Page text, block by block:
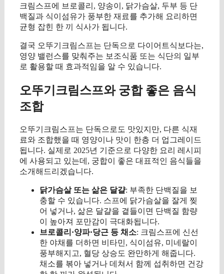
크림스프에 브로콜리, 양송이, 닭가슴살, 두부 등 단
백질과 식이섬유가 풍부한 재료를 추가해 요리하면
균형 잡힌 한 끼 식사가 됩니다.
결국 오뚜기크림스프는 단독으로 다이어트식보다는,
영양 밸런스를 맞춰주는 보조식품 또는 식단의 일부
로 활용할 때 효과적임을 알 수 있습니다.
오뚜기크림스프와 궁합 좋은 음식
조합
오뚜기크림스프는 단독으로도 맛있지만, 다른 식재
료와 조합했을 때 영양이나 맛이 한층 더 업그레이드
됩니다. 실제로 2025년 기준으로 다양한 요리 레시피
에 사용되고 있는데, 궁합이 좋은 대표적인 음식들을
소개해드리겠습니다.
닭가슴살 또는 삶은 달걀: 부족한 단백질을 보
충할 수 있습니다. 스프에 닭가슴살을 잘게 찢
어 넣거나, 삶은 달걀을 곁들이면 단백질 함량
이 높아져 포만감이 극대화됩니다.
브로콜리·양파·당근 등 채소: 크림스프에 신선
한 야채를 더하면 비타민, 식이섬유, 미네랄이
풍부해지고, 혈당 상승도 완만하게 해줍니다.
채소를 볶아 넣거나 데쳐서 함께 섭취하면 건강